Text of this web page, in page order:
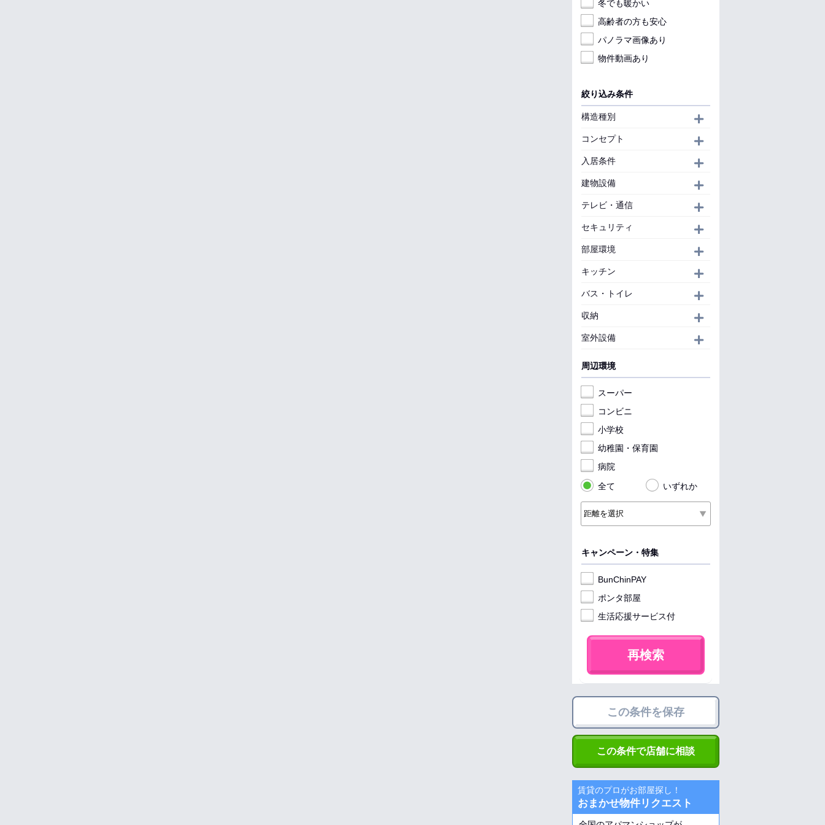
冬でも暖かい
高齢者の方も安心
パノラマ画像あり
物件動画あり
絞り込み条件
構造種別
コンセプト
入居条件
建物設備
テレビ・通信
セキュリティ
部屋環境
キッチン
バス・トイレ
収納
室外設備
周辺環境
スーパー
コンビニ
小学校
幼稚園・保育園
病院
全て
いずれか
キャンペーン・特集
BunChinPAY
ポンタ部屋
生活応援サービス付
再検索
この条件を保存
この条件で店舗に相談
賃貸のプロがお部屋探し！
おまかせ物件リクエスト